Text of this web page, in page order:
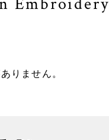
りません。